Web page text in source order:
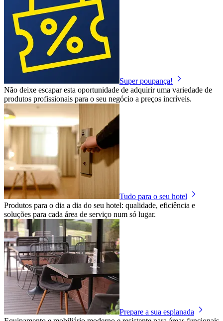
Super poupança!
Não deixe escapar esta oportunidade de adquirir uma variedade de
produtos profissionais para o seu negócio a preços incríveis.
Tudo para o seu hotel
Produtos para o dia a dia do seu hotel: qualidade, eficiência e
soluções para cada área de serviço num só lugar.
Prepare a sua esplanada